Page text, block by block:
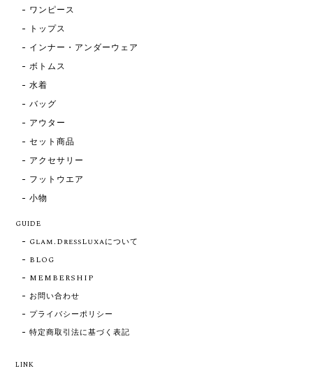
ワンピース
トップス
インナー・アンダーウェア
ボトムス
水着
バッグ
アウター
セット商品
アクセサリー
フットウエア
小物
GUIDE
Glam.DressLuxaについて
BLOG
MEMBERSHIP
お問い合わせ
プライバシーポリシー
特定商取引法に基づく表記
LINK